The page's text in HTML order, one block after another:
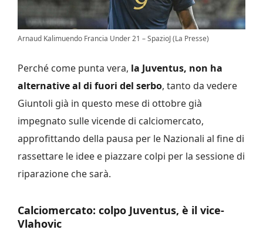
Arnaud Kalimuendo Francia Under 21 – SpazioJ (La Presse)
Perché come punta vera, la Juventus, non ha
alternative al di fuori del serbo, tanto da vedere
Giuntoli già in questo mese di ottobre già
impegnato sulle vicende di calciomercato,
approfittando della pausa per le Nazionali al fine di
rassettare le idee e piazzare colpi per la sessione di
riparazione che sarà.
Calciomercato: colpo Juventus, è il vice-
Vlahovic